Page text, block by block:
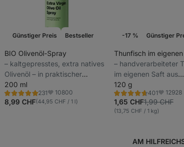
Günstiger Preis Bestseller
BIO Olivenöl-Spray
⁠–⁠ kaltgepresstes, extra natives
Olivenöl – in praktischer
Sprühflasche
200 ml
231
Bewertung
4.9/5,
231
Favoriten
10800
8,99 CHF(44,95 CHF / 1 l)
-17 % Günstiger
Wochenaktion
Thunfisch im
⁠–⁠ handverarbeiteter
im eigenen Saft aus
nachhaltiger Fischerei
120 g
401
Bewertung
4.7/5,
401
Rezensionen
Favoriten
12928
1,65 CHF1,99 CHF
(13,75 CHF / 1 kg)
AM